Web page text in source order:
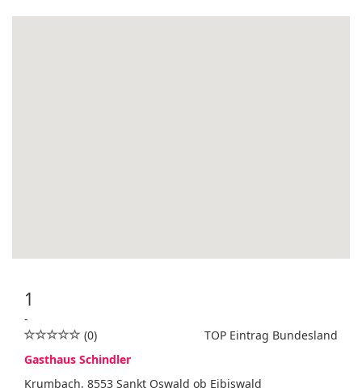
1
-
TOP Eintrag Bundesland
(0)
Gasthaus Schindler
Krumbach, 8553 Sankt Oswald ob Eibiswald